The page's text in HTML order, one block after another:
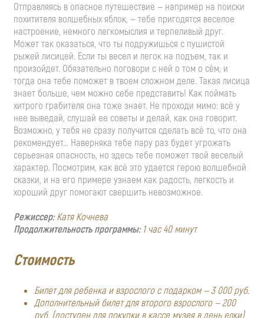
Отправляясь в опасное путешествие — например на поиски
похитителя волшебных яблок, — тебе пригодятся веселое
настроение, немного легкомыслия и терпеливый друг.
Может так оказаться, что ты подружишься с пушистой
рыжей лисицей. Если ты весел и легок на подъем, так и
произойдет. Обязательно поговори с ней о том о сём, и
тогда она тебе поможет в твоем сложном деле. Такая лисица
знает больше, чем можно себе представить! Как поймать
хитрого грабителя она тоже знает. Не проходи мимо: всё у
нее выведай, слушай ее советы и делай, как она говорит.
Возможно, у тебя не сразу получится сделать всё то, что она
рекомендует… Наверняка тебе пару раз будет угрожать
серьезная опасность, но здесь тебе поможет твой веселый
характер. Посмотрим, как всё это удается герою волшебной
сказки, и на его примере узнаем как радость, легкость и
хороший друг помогают свершить невозможное.
Режиссер:Катя Кочнева
Продолжительность программы:1 час 40 минут
Стоимость
Билет для ребенка и взрослого с подарком — 3 000 руб.
Дополнительный билет для второго взрослого — 200